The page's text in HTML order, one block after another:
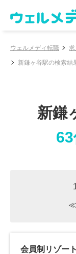
ウェルメディ転職
新鎌ヶ谷駅の検索結
新鎌
≪
会員制リゾー